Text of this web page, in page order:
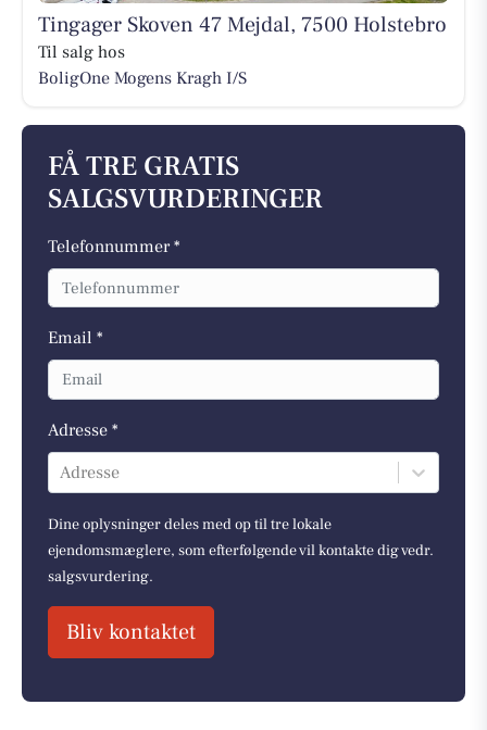
Tingager Skoven 47 Mejdal, 7500 Holstebro
Til salg hos
BoligOne Mogens Kragh I/S
FÅ TRE GRATIS
SALGSVURDERINGER
Telefonnummer *
Email *
Adresse *
Adresse
Dine oplysninger deles med op til tre lokale
ejendomsmæglere, som efterfølgende vil kontakte dig vedr.
salgsvurdering.
Bliv kontaktet